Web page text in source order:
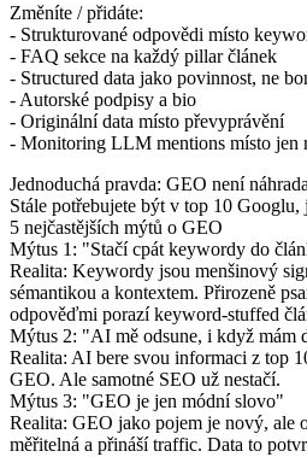
Změníte / přidáte:
- Strukturované odpovědi místo
- FAQ sekce na každý pillar článek
- Structured data jako povinnost, ne
- Autorské podpisy a bio
- Originální data místo převyprávění
- Monitoring LLM mentions místo jen
Jednoduchá pravda: GEO není
Stále potřebujete být v top 10 Googlu,
5 nejčastějších mýtů o GEO
Mýtus 1: "Stačí cpát keywordy do
Realita: Keywordy jsou menšinový
sémantikou a kontextem. Přirozeně
odpověďmi porazí keyword-stuffed
Mýtus 2: "AI mě odsune, i když mám
Realita: AI bere svou informaci z top
GEO. Ale samotné SEO už nestačí.
Mýtus 3: "GEO je jen módní slovo"
Realita: GEO jako pojem je nový, ale
měřitelná a přináší traffic. Data to